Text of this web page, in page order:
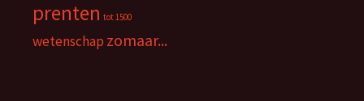
prenten tot 1500
wetenschap zomaar...